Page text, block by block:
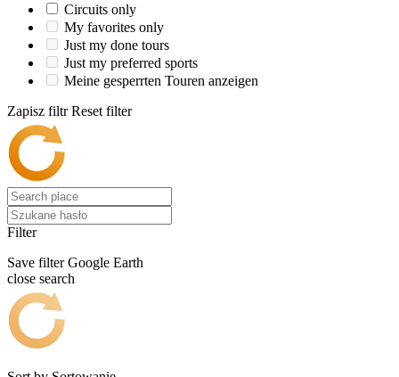
Circuits only
My favorites only
Just my done tours
Just my preferred sports
Meine gesperrten Touren anzeigen
Zapisz filtr Reset filter
Filter
Save filter Google Earth
close search